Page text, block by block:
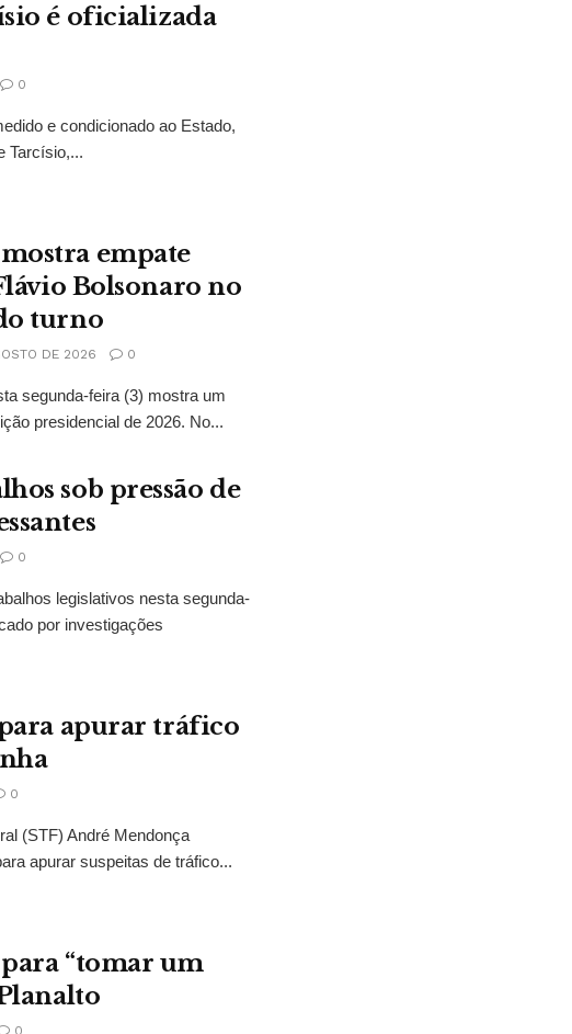
é oficializada
0
e condicionado ao Estado,
Tarcísio,...
empate
Bolsonaro no
turno
DE 2026 0
segunda-feira (3) mostra um
presidencial de 2026. No...
sob pressão de
0
legislativos nesta segunda-
por investigações
apurar tráfico
0
(STF) André Mendonça
apurar suspeitas de tráfico...
“tomar um